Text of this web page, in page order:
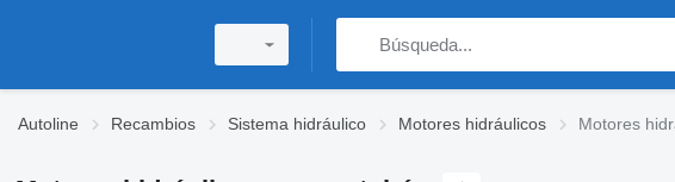
Autoline Recambios Sistema hidráulico Motores hidráulicos Motores